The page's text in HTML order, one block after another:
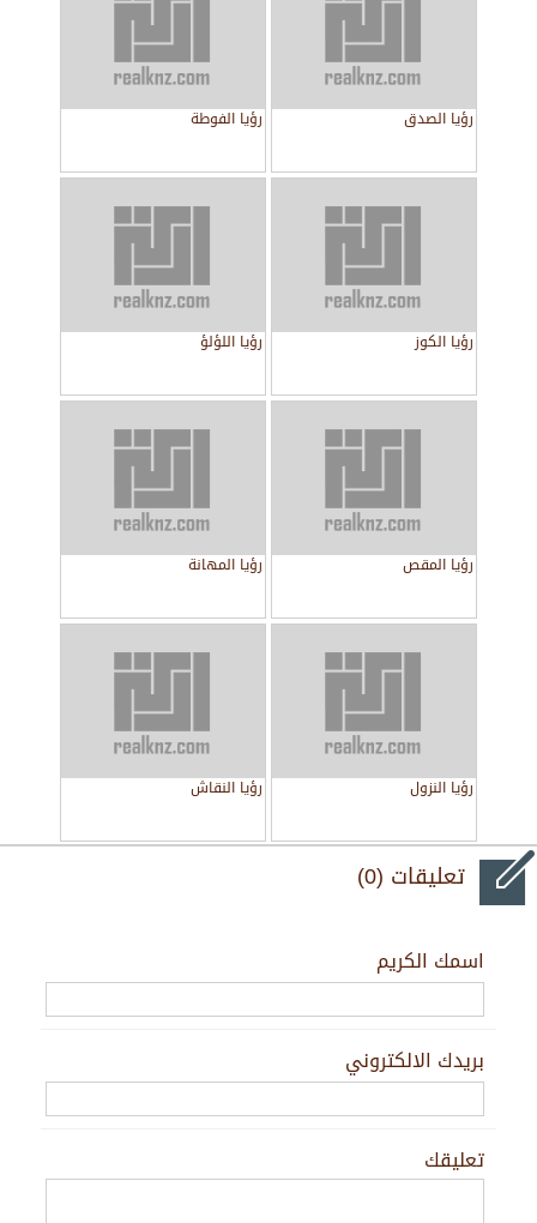
رؤيا الصدق رؤيا الفوطة
رؤيا الكوز رؤيا اللؤلؤ
رؤيا المقص رؤيا المهانة
رؤيا النزول رؤيا النقاش
تعليقات (0)
اسمك الكريم
بريدك الالكتروني
تعليقك